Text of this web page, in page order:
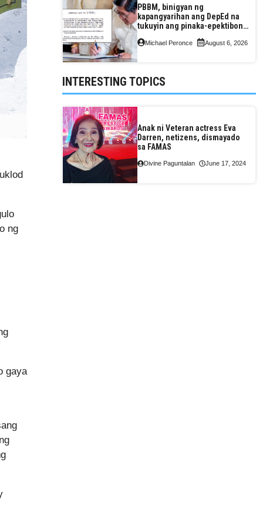
ng
gaya
PBBM, binigyan ng
kapangyarihan ang DepEd na
tukuyin ang pinaka-epektibong
Michael Peronce August 6, 2026
INTERESTING TOPICS
Anak ni Veteran actress Eva
Darren, netizens, dismayado
sa FAMAS
Divine Paguntalan June 17, 2024